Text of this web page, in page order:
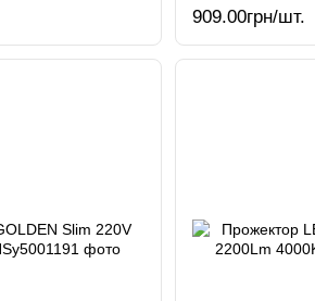
909.00грн/шт.